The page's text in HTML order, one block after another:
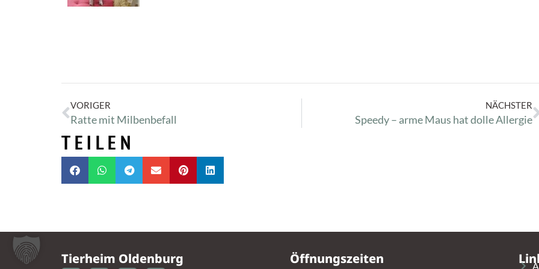
VORIGER
Ratte mit Milbenbefall
NÄCHSTER
Speedy – arme Maus hat dolle Allergie
TEILEN
Tierheim Oldenburg Öffnungszeiten